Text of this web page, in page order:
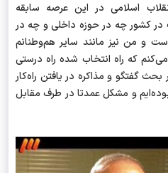
اسلامی در این عرصه سابقه
در کشور چه در حوزه داخلی و چه در
و من نیز مانند سایر هم‌وطنانم
که راه انتخاب شده راه درستی
گفتگو و مذاکره در یافتن راه‌کار
و مشکل عمدتا در طرف مقابل